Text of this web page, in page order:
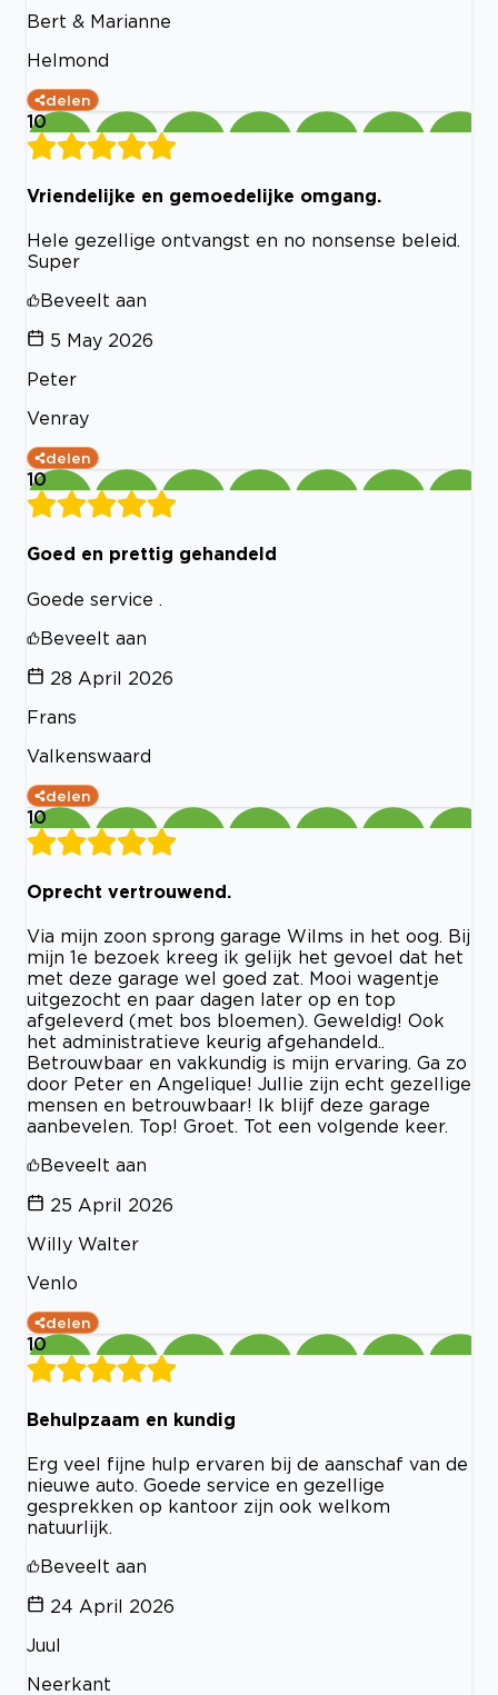
Bert & Marianne
Helmond
delen
10
Vriendelijke en gemoedelijke omgang.
Hele gezellige ontvangst en no nonsense beleid.
Super
Beveelt aan
5 May 2026
Peter
Venray
delen
10
Goed en prettig gehandeld
Goede service .
Beveelt aan
28 April 2026
Frans
Valkenswaard
delen
10
Oprecht vertrouwend.
Via mijn zoon sprong garage Wilms in het oog. Bij
mijn 1e bezoek kreeg ik gelijk het gevoel dat het
met deze garage wel goed zat. Mooi wagentje
uitgezocht en paar dagen later op en top
afgeleverd (met bos bloemen). Geweldig! Ook
het administratieve keurig afgehandeld..
Betrouwbaar en vakkundig is mijn ervaring. Ga zo
door Peter en Angelique! Jullie zijn echt gezellige
mensen en betrouwbaar! Ik blijf deze garage
aanbevelen. Top! Groet. Tot een volgende keer.
Beveelt aan
25 April 2026
Willy Walter
Venlo
delen
10
Behulpzaam en kundig
Erg veel fijne hulp ervaren bij de aanschaf van de
nieuwe auto. Goede service en gezellige
gesprekken op kantoor zijn ook welkom
natuurlijk.
Beveelt aan
24 April 2026
Juul
Neerkant